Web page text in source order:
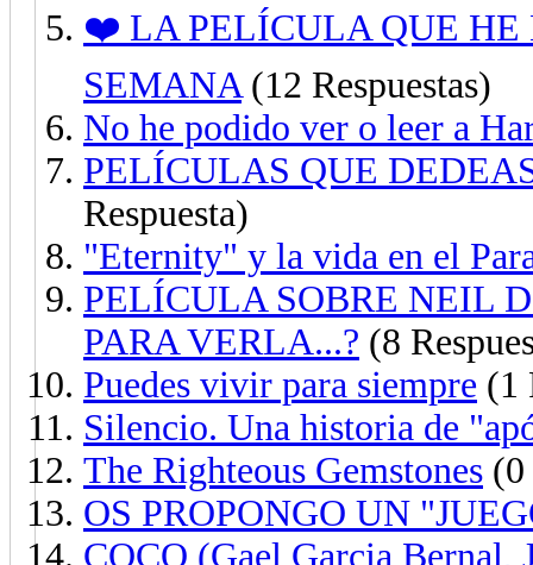
❤️ LA PELÍCULA QUE HE
SEMANA (12 Respuestas)
No he podido ver o leer a
PELÍCULAS QUE
Respuesta)
"Eternity" y la vida en el
PELÍCULA SOBRE NEIL
PARA VERLA...? (8
Puedes vivir para siempre (1
Silencio. Una historia de
The Righteous Gemstones (0
OS PROPONGO UN
COCO (Gael Garcia Bernal,